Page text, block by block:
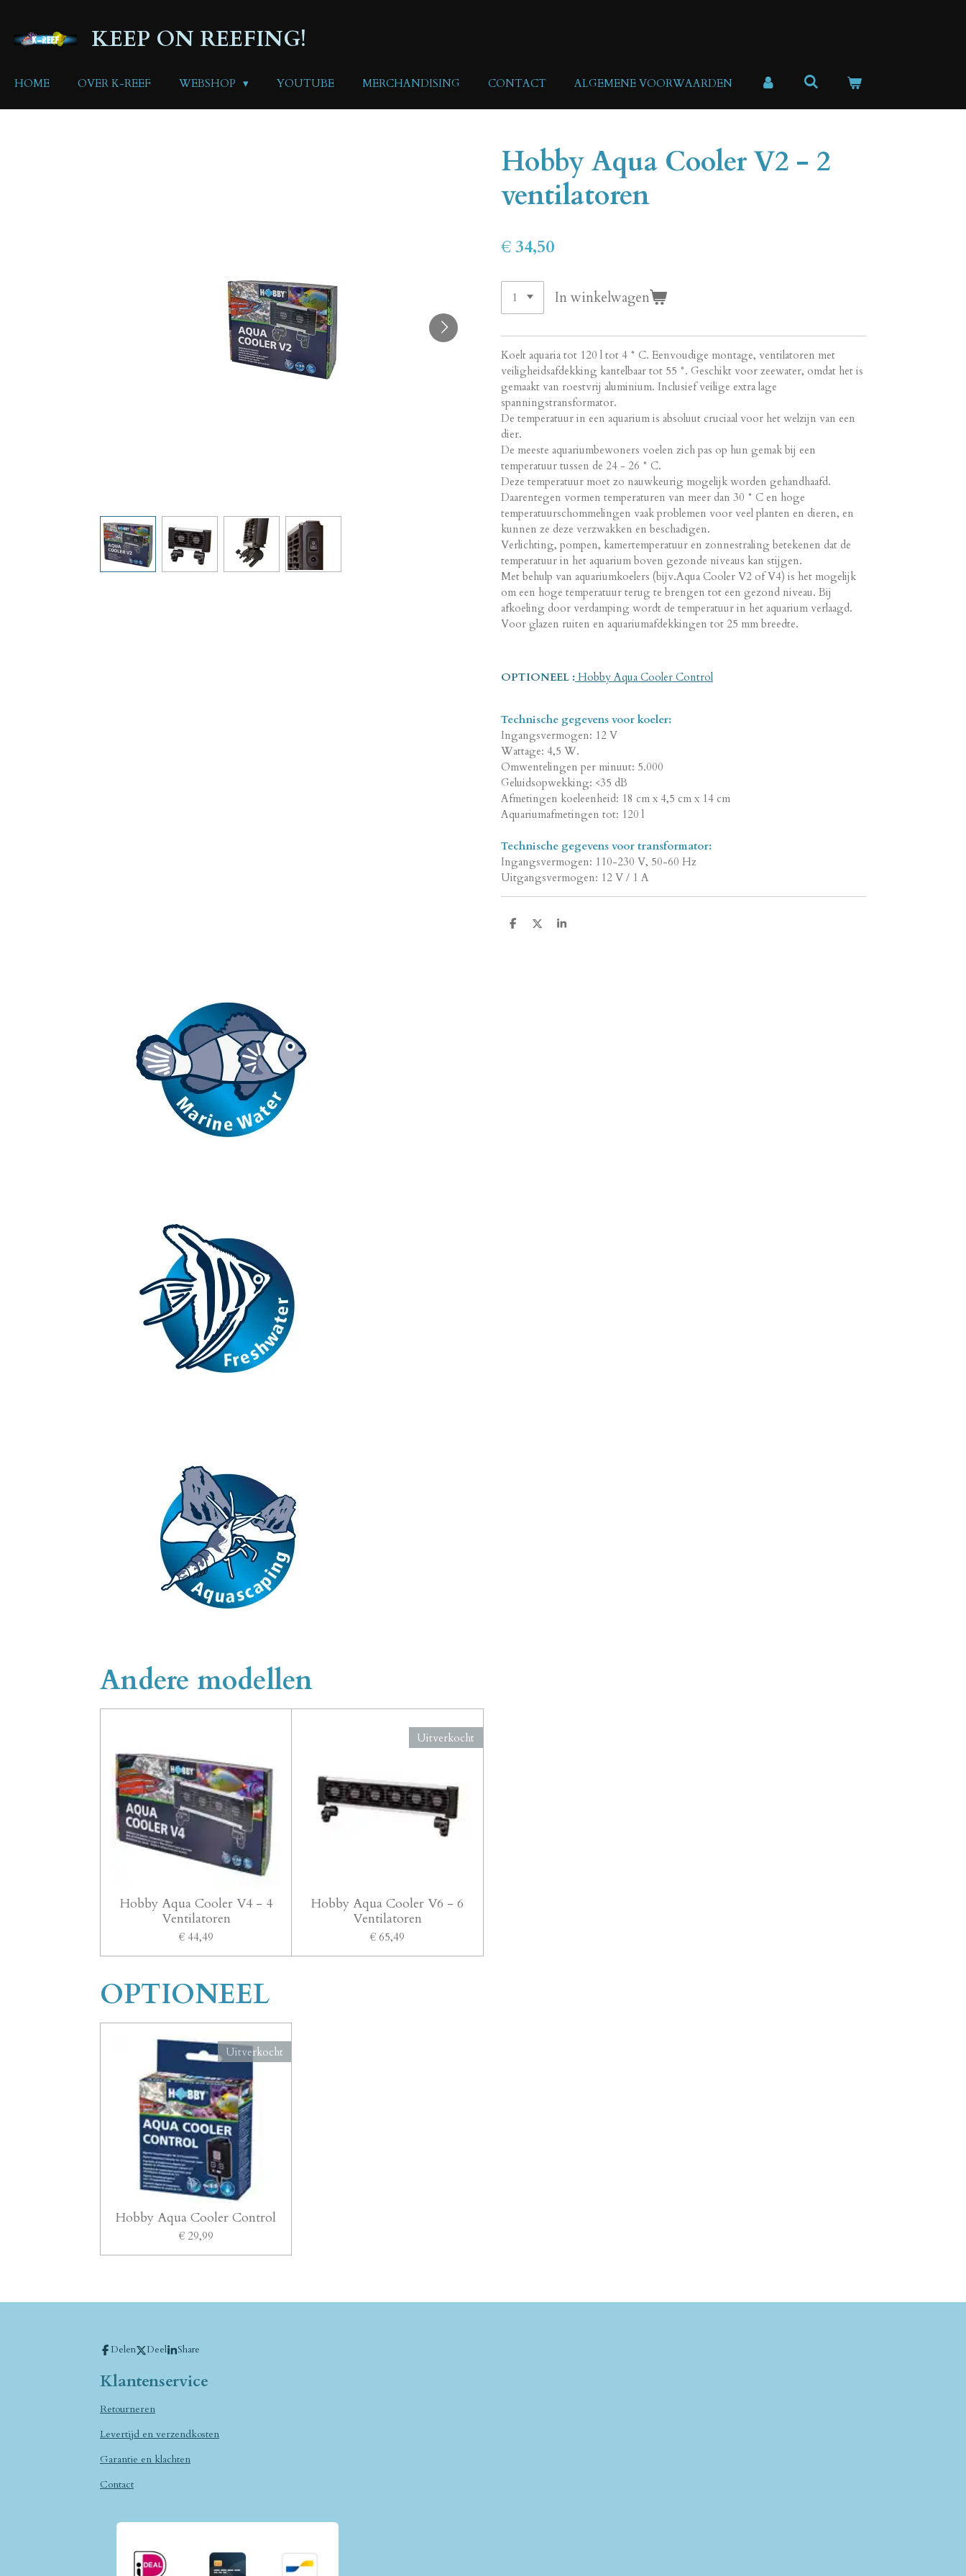
direct
naar
hoofdinhoud
KEEP ON REEFING!
HOME OVER K-REEF WEBSHOP YOUTUBE MERCHANDISING CONTACT ALGEMENE VOORWAARDEN
Hobby Aqua Cooler V2 - 2
ventilatoren
€ 34,50
In winkelwagen
Koelt aquaria tot 120 l tot 4 ° C. Eenvoudige montage, ventilatoren met
veiligheidsafdekking kantelbaar tot 55 °. Geschikt voor zeewater, omdat het is
gemaakt van roestvrij aluminium. Inclusief veilige extra lage
spanningstransformator.
De temperatuur in een aquarium is absoluut cruciaal voor het welzijn van een
dier.
De meeste aquariumbewoners voelen zich pas op hun gemak bij een
temperatuur tussen de 24 - 26 ° C.
Deze temperatuur moet zo nauwkeurig mogelijk worden gehandhaafd.
Daarentegen vormen temperaturen van meer dan 30 ° C en hoge
temperatuurschommelingen vaak problemen voor veel planten en dieren, en
kunnen ze deze verzwakken en beschadigen.
Verlichting, pompen, kamertemperatuur en zonnestraling betekenen dat de
temperatuur in het aquarium boven gezonde niveaus kan stijgen.
Met behulp van aquariumkoelers (bijv.Aqua Cooler V2 of V4) is het mogelijk
om een ​​hoge temperatuur terug te brengen tot een gezond niveau. Bij
afkoeling door verdamping wordt de temperatuur in het aquarium verlaagd.
Voor glazen ruiten en aquariumafdekkingen tot 25 mm breedte.
OPTIONEEL : Hobby Aqua Cooler Control
Technische gegevens voor koeler:
Ingangsvermogen: 12 V
Wattage: 4,5 W.
Omwentelingen per minuut: 5.000
Geluidsopwekking: <35 dB
Afmetingen koeleenheid: 18 cm x 4,5 cm x 14 cm
Aquariumafmetingen tot: 120 l
Technische gegevens voor transformator:
Ingangsvermogen: 110-230 V, 50-60 Hz
Uitgangsvermogen: 12 V / 1 A
D
D
S
Andere modellen
Hobby Aqua Cooler V4 - 4
Ventilatoren
€ 44,49
Uitverkocht
Hobby Aqua Cooler V6 - 6
Ventilatoren
€ 65,49
OPTIONEEL
Uitverkocht
Hobby Aqua Cooler Control
€ 29,99
Delen Deel Share
Klantenservice
Retourneren
Levertijd en verzendkosten
Garantie en klachten
Contact